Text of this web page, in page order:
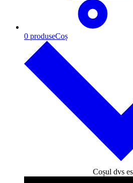
0 produseCoș
Coșul dvs